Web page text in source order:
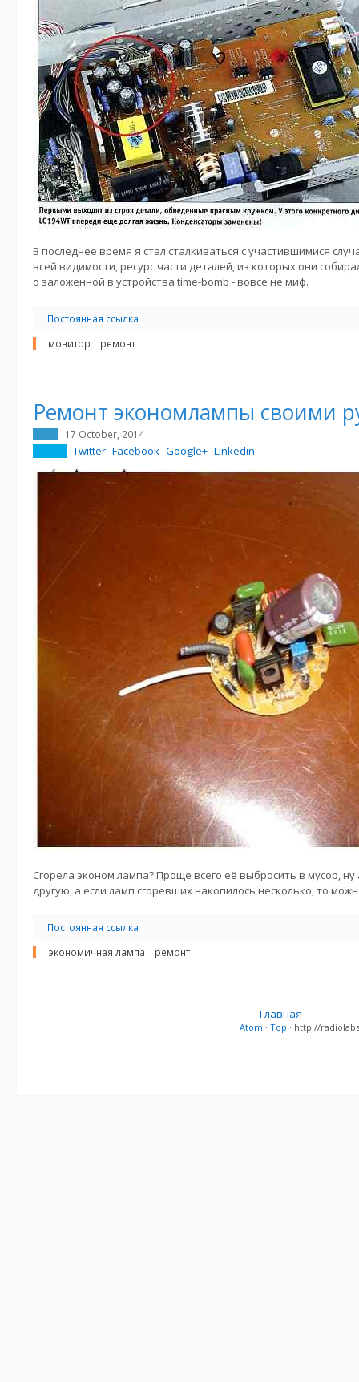
В последнее время я стал сталкиваться с участившимися
всей видимости, ресурс части деталей, из которых они
о заложенной в устройства time-bomb - вовсе не миф.
Постоянная ссылка
монитор
ремонт
Ремонт экономлампы своими
17 October, 2014
Twitter Facebook Google+ Linkedin
Сгорела эконом лампа? Проще всего её выбросить в мусор,
другую, а если ламп сгоревших накопилось несколько, то
Постоянная ссылка
экономичная лампа
ремонт
Главная
Atom · Top · http://